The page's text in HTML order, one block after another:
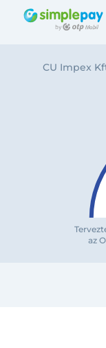
CU Impex
az